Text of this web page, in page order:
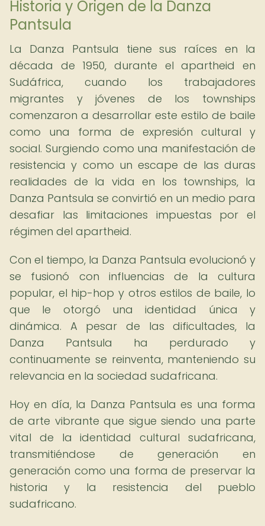
Historia y Origen de la Danza
Pantsula
La Danza Pantsula tiene sus raíces en la
década de 1950, durante el apartheid en
Sudáfrica, cuando los trabajadores
migrantes y jóvenes de los townships
comenzaron a desarrollar este estilo de baile
como una forma de expresión cultural y
social. Surgiendo como una manifestación de
resistencia y como un escape de las duras
realidades de la vida en los townships, la
Danza Pantsula se convirtió en un medio para
desafiar las limitaciones impuestas por el
régimen del apartheid.
Con el tiempo, la Danza Pantsula evolucionó y
se fusionó con influencias de la cultura
popular, el hip-hop y otros estilos de baile, lo
que le otorgó una identidad única y
dinámica. A pesar de las dificultades, la
Danza Pantsula ha perdurado y
continuamente se reinventa, manteniendo su
relevancia en la sociedad sudafricana.
Hoy en día, la Danza Pantsula es una forma
de arte vibrante que sigue siendo una parte
vital de la identidad cultural sudafricana,
transmitiéndose de generación en
generación como una forma de preservar la
historia y la resistencia del pueblo
sudafricano.